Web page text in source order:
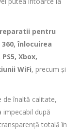
reparatii pentru
360, înlocuirea
Xbox,
WiFi, precum și
de înaltă calitate,
după
totală în